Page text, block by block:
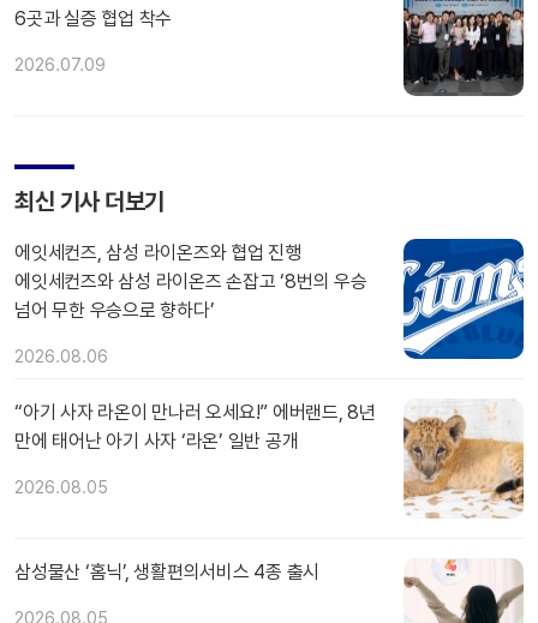
6곳과 실증 협업 착수
2026.07.09
최신 기사 더보기
에잇세컨즈, 삼성 라이온즈와 협업 진행
에잇세컨즈와 삼성 라이온즈 손잡고 ‘8번의 우승
넘어 무한 우승으로 향하다’
2026.08.06
“아기 사자 라온이 만나러 오세요!” 에버랜드, 8년
만에 태어난 아기 사자 ‘라온’ 일반 공개
2026.08.05
삼성물산 ‘홈닉’, 생활편의서비스 4종 출시
2026.08.05